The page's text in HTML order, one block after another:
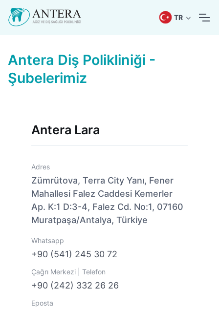
TR
Antera Diş Polikliniği -
Şubelerimiz
Antera Lara
Adres
Zümrütova, Terra City Yanı, Fener
Mahallesi Falez Caddesi Kemerler
Ap. K:1 D:3-4, Falez Cd. No:1, 07160
Muratpaşa/Antalya, Türkiye
Whatsapp
+90 (541) 245 30 72
Çağrı Merkezi | Telefon
+90 (242) 332 26 26
Eposta